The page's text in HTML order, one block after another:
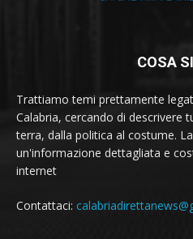
COSA
Trattiamo temi prettamente
Calabria, cercando di descrivere
terra, dalla politica al costume.
un'informazione dettagliata e
internet
Contattaci: